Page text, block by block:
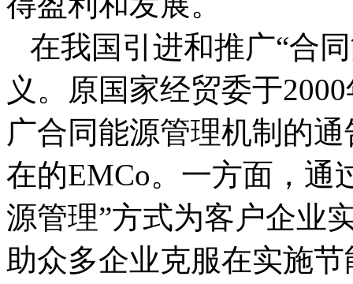
在我国引进和推广“合
义。原国家经贸委于
广合同能源管理机制的
在的EMCo。一方面，通
源管理”方式为客户企业
助众多企业克服在实施